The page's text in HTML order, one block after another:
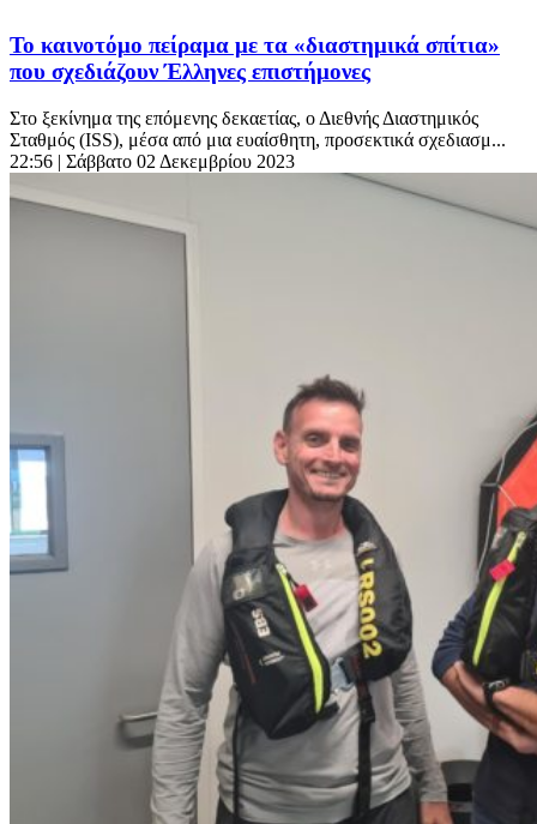
Το καινοτόμο πείραμα με τα «διαστημικά σπίτια»
που σχεδιάζουν Έλληνες επιστήμονες
Στο ξεκίνημα της επόμενης δεκαετίας, ο Διεθνής Διαστημικός
Σταθμός (ISS), μέσα από μια ευαίσθητη, προσεκτικά σχεδιασμ...
22:56 | Σάββατο 02 Δεκεμβρίου 2023